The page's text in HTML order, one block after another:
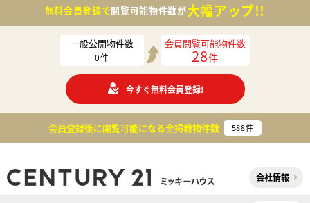
無料会員登録で閲覧可能物件数が大幅アップ!!
一般公開物件数
0件
会員閲覧可能物件数
28件
今すぐ無料会員登録!
会員登録後に閲覧可能になる全掲載物件数 588件
会社情報